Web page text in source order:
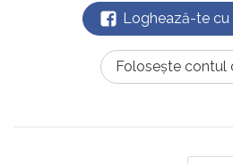
Loghează-te cu
Folosește contul